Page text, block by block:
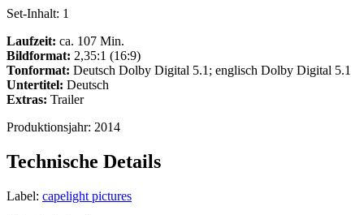
Set-Inhalt: 1
Laufzeit: ca. 107 Min.
Bildformat: 2,35:1 (16:9)
Tonformat: Deutsch Dolby Digital 5.1; englisch Dolby Digital 5.1
Untertitel: Deutsch
Extras: Trailer
Produktionsjahr: 2014
Technische Details
Label: capelight pictures